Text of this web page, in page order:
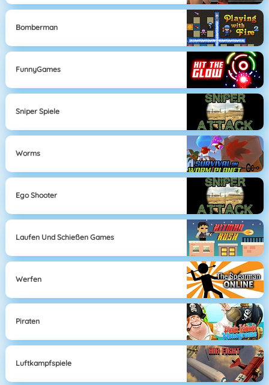
Bomberman
FunnyGames
Sniper Spiele
Worms
Ego Shooter
Laufen Und Schießen Games
Werfen
Piraten
Luftkampfspiele